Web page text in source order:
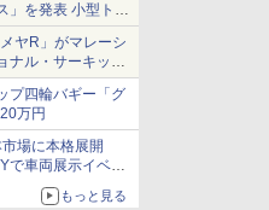
」を発表 小型トラ
向けバス
ヤR」がマレーシ
ナル・サーキット
プ四輪バギー「グ
万円
場に本格展開
で車両展示イベン
もっと見る